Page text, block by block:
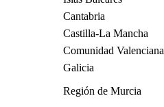
Cantabria
Castilla-La Mancha
Comunidad Valenciana
Galicia
Región de Murcia